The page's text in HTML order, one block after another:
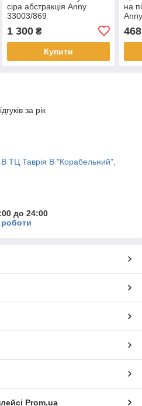
сіра абстракція Anny
33003/869
1 300₴
Купити
на
468
за рік
ТЦ Таврія В "Корабельний",
до 24:00
роботи
Prom.ua